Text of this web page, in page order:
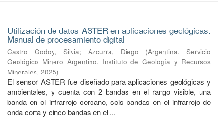
Utilización de datos ASTER en aplicaciones geológicas.
Manual de procesamiento digital
Castro Godoy, Silvia; Azcurra, Diego (Argentina. Servicio
Geológico Minero Argentino. Instituto de Geología y Recursos
Minerales, 2025)
El sensor ASTER fue diseñado para aplicaciones geológicas y
ambientales, y cuenta con 2 bandas en el rango visible, una
banda en el infrarrojo cercano, seis bandas en el infrarrojo de
onda corta y cinco bandas en el ...